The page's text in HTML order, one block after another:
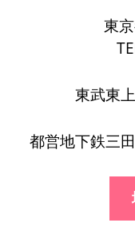
東
東武東
都営地下鉄三